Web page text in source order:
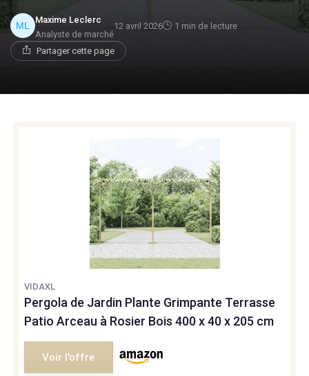
Maxime Leclerc
Analyste de marché
12 avril 2026 1 min de lecture
Partager cette page
VIDAXL
Pergola de Jardin Plante Grimpante Terrasse
Patio Arceau à Rosier Bois 400 x 40 x 205 cm
Voir l'offre